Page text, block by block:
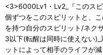
<3>6000Lv1・Lv2_『このス
個ずつをこのスピリットと、
を持つ自分のスピリット/ネク
3以下(転醒は同時に使えない
ットによって相手のライフが